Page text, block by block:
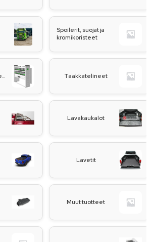
Spoilerit, suojat ja
kromikoristeet
Taakkatelineet
Lavakaukalot
Lavetit
Muut tuotteet